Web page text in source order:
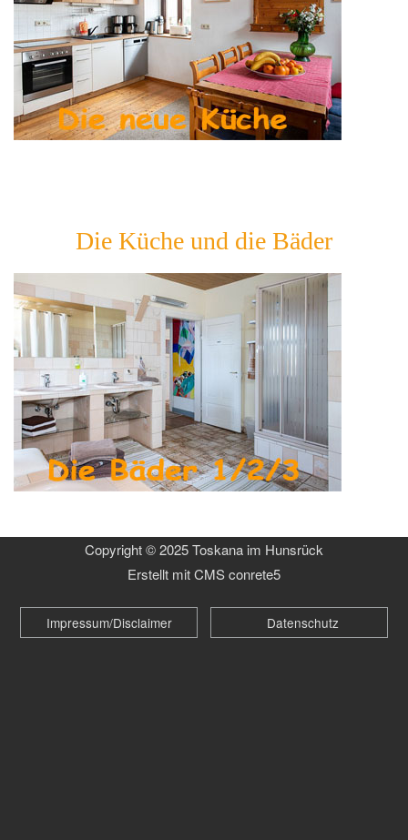
Die Küche und die Bäder
Copyright © 2025 Toskana im Hunsrück
Erstellt mit CMS conrete5
Impressum/Disclaimer Datenschutz